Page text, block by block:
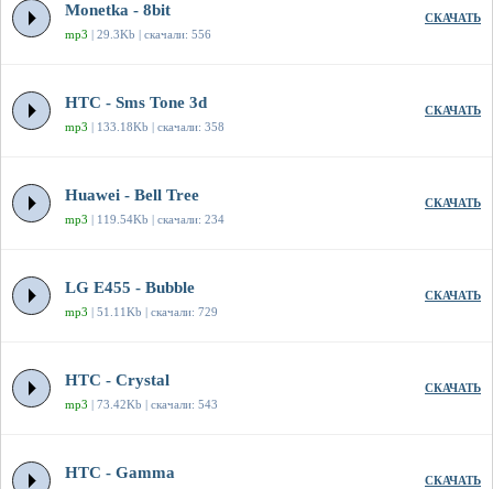
Monetka - 8bit
mp3 | 29.3Kb | скачали: 556
СКАЧАТЬ
HTC - Sms Tone 3d
mp3 | 133.18Kb | скачали: 358
СКАЧАТЬ
Huawei - Bell Tree
mp3 | 119.54Kb | скачали: 234
СКАЧАТЬ
LG E455 - Bubble
mp3 | 51.11Kb | скачали: 729
СКАЧАТЬ
HTC - Crystal
mp3 | 73.42Kb | скачали: 543
СКАЧАТЬ
HTC - Gamma СКАЧАТЬ